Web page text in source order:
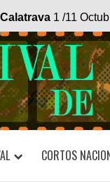
1 /11
CORTOS